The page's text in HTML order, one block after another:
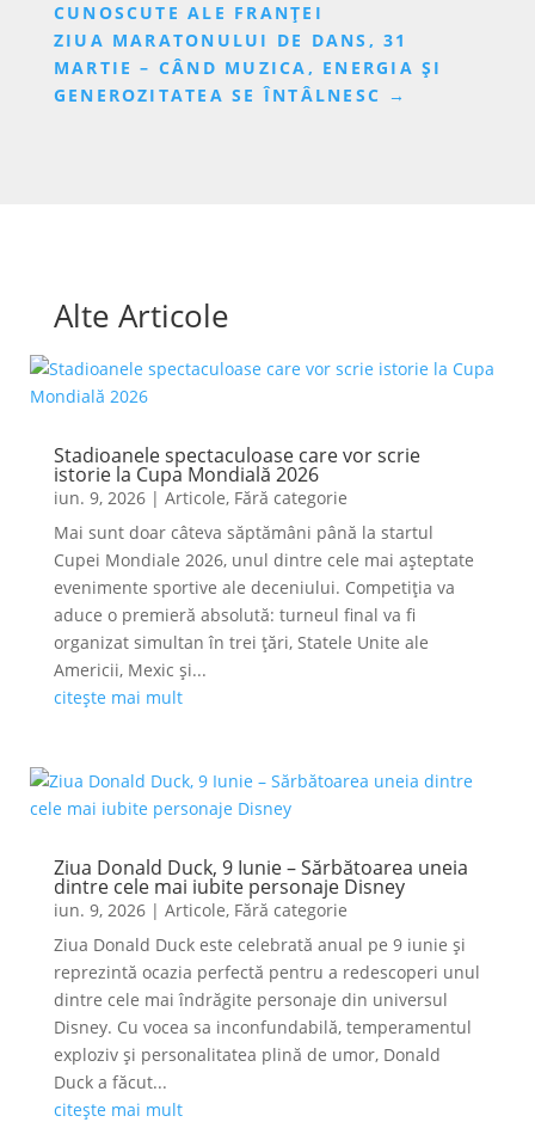
CUNOSCUTE ALE FRANȚEI
ZIUA MARATONULUI DE DANS, 31
MARTIE – CÂND MUZICA, ENERGIA ȘI
GENEROZITATEA SE ÎNTÂLNESC →
Alte Articole
Stadioanele spectaculoase care vor scrie
istorie la Cupa Mondială 2026
iun. 9, 2026| Articole, Fără categorie
Mai sunt doar câteva săptămâni până la startul
Cupei Mondiale 2026, unul dintre cele mai așteptate
evenimente sportive ale deceniului. Competiția va
aduce o premieră absolută: turneul final va fi
organizat simultan în trei țări, Statele Unite ale
Americii, Mexic și...
citește mai mult
Ziua Donald Duck, 9 Iunie – Sărbătoarea uneia
dintre cele mai iubite personaje Disney
iun. 9, 2026| Articole, Fără categorie
Ziua Donald Duck este celebrată anual pe 9 iunie și
reprezintă ocazia perfectă pentru a redescoperi unul
dintre cele mai îndrăgite personaje din universul
Disney. Cu vocea sa inconfundabilă, temperamentul
exploziv și personalitatea plină de umor, Donald
Duck a făcut...
citește mai mult